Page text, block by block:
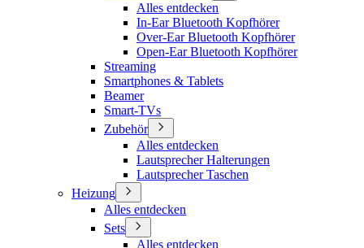
Alles entdecken
In-Ear Bluetooth Kopfhörer
Over-Ear Bluetooth Kopfhörer
Open-Ear Bluetooth Kopfhörer
Streaming
Smartphones & Tablets
Beamer
Smart-TVs
Zubehör
Alles entdecken
Lautsprecher Halterungen
Lautsprecher Taschen
Heizung
Alles entdecken
Sets
Alles entdecken